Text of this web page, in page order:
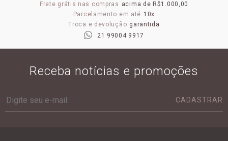
Frete grátis nas compras acima de R$1.000,00
Parcelamento em até 10x
Troca e devolução garantida
21 99004 9917
Receba notícias e promoções
CADASTRAR